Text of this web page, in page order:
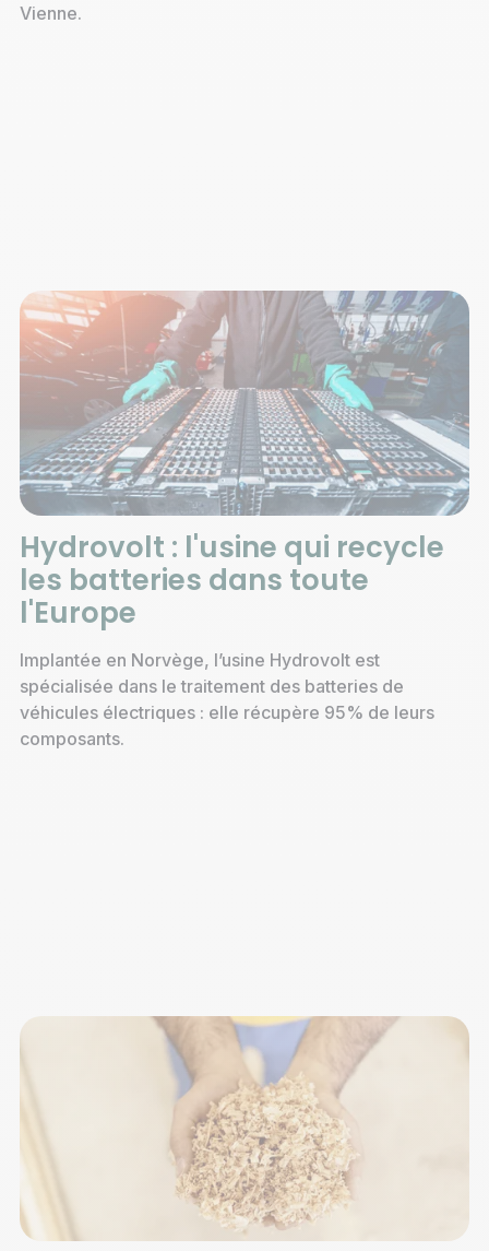
Vienne.
Hydrovolt : l'usine qui recycle
les batteries dans toute
l'Europe
Implantée en Norvège, l’usine Hydrovolt est
spécialisée dans le traitement des batteries de
véhicules électriques : elle récupère 95% de leurs
composants.